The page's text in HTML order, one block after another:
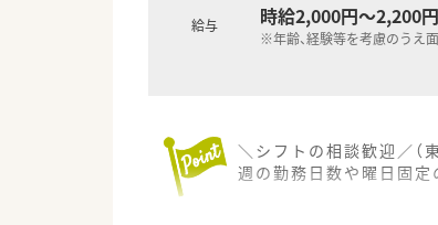
給与 時給2,000円～2,200円
※年齢、経験等を考慮のうえ
＼シフトの相談歓迎／（
週の勤務日数や曜日固定